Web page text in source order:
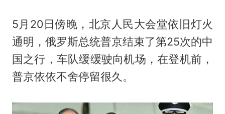
5月20日傍晚，北京人民大会堂依旧灯火
通明，俄罗斯总统普京结束了第25次的中
国之行，车队缓缓驶向机场，在登机前，
普京依依不舍停留很久。